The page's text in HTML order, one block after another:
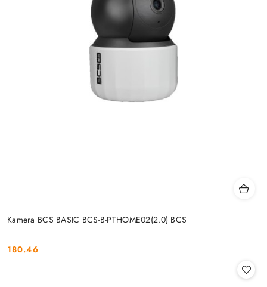
Kamera BCS BASIC BCS-B-PTHOME02(2.0) BCS
Cena:
180.46